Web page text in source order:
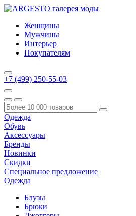
Женщины
Мужчины
Интерьер
Покупателям
+7 (499) 250-55-03
Одежда
Обувь
Аксессуары
Бренды
Новинки
Скидки
Специальное предложение
Одежда
Блузы
Брюки